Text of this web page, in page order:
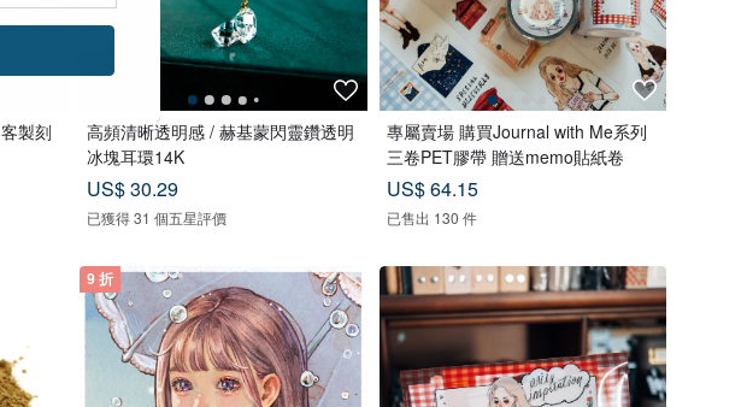
製刻
高頻清晰透明感 / 赫基蒙閃靈鑽透明
冰塊耳環14K
US$ 30.29
已獲得 31 個五星評價
專屬賣場 購買Journal with Me系列
三卷PET膠帶 贈送memo貼紙卷
US$ 64.15
已售出 130 件
9 折